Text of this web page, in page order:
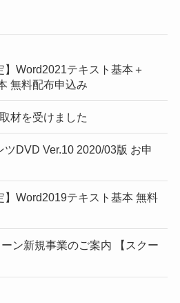
Word2021テキスト基本＋
無料配布申込み
材を受けました
DVD Ver.10 2020/03版 お申
】Word2019テキスト基本 無料
ン新規事業のご案内 【スクー